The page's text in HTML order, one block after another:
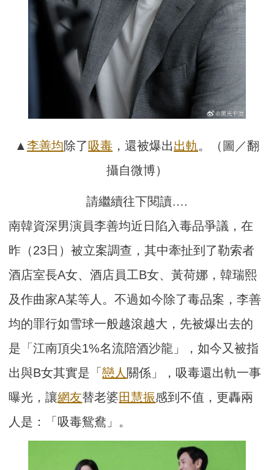
▲ 李善均除了吸毒 ，還被爆出出軌。（圖／翻
攝自微博）
請繼續往下閱讀….
南韓資深男演員李善均近日陷入毒品爭議，在
昨（23日）被立案調查，其中牽扯到了勒索者
酒店室長A女、酒店員工B女、黃荷娜，韓瑞熙
及作曲家A某等人。不過如今除了毒品案，李善
均的罪行如雪球一般越滾越大，先被爆出去的
是「江南頂尖1%名流陪酒沙龍」，如今又被指
出與B女其實是「戀人 關係」，吸毒還出軌一事
曝光，讓網友替老婆田慧振感到不值，更轟兩
人是：「吸毒鴛鴦」。